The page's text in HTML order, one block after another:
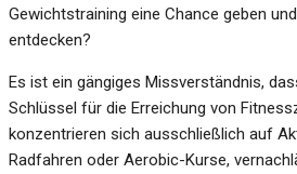
Gewichtstraining eine Chance geben
entdecken?
Es ist ein gängiges Missverständnis,
Schlüssel für die Erreichung von
konzentrieren sich ausschließlich auf
Radfahren oder Aerobic-Kurse,